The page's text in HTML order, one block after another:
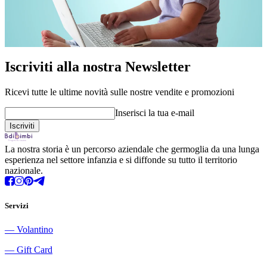
Iscriviti alla nostra Newsletter
Ricevi tutte le ultime novità sulle nostre vendite e promozioni
Inserisci la tua e-mail
La nostra storia è un percorso aziendale che germoglia da una lunga
esperienza nel settore infanzia e si diffonde su tutto il territorio
nazionale.
Servizi
― Volantino
― Gift Card